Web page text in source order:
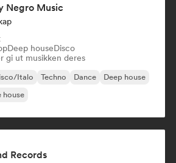
Negro Music
Deep houseDisco
gi ut musikken deres
Italo Techno Dance
Deep house
house
Records